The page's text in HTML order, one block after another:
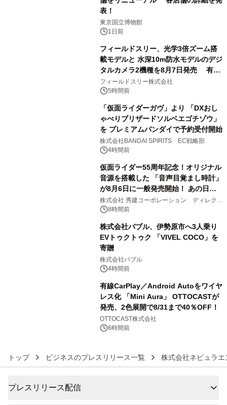
表！
東京国立博物館
1日前
フィールドスリー、光学3倍ズーム搭
載モデルと 水深10m防水モデルのデジ
タルカメラ2機種を8月7日発売 有効
約1300万画素、用途別に選べるコンデ
ジ新登場
フィールドスリー株式会社
5時間前
「仮面ライダーガヴ」より 「DXおし
ゃべりブリザードソルベエゴチゾウ」
を プレミアムバンダイで予約受付開始
株式会社BANDAI SPIRITS EC戦略部
4時間前
仮面ライダー55周年記念！オリジナル
音源を搭載した 「音声目覚まし時計」
が8月6日に一般発売開始！ あの日の
大興奮が今甦る
株式会社 秀建コーポレーション ディレクト
アートギャラリー
8時間前
株式会社バブル、伊勢原市へ3人乗り
EVトゥクトゥク 「VIVEL COCO」を
寄贈
株式会社バブル
4時間前
有線CarPlay／Android Autoをワイヤ
レス化 「Mini Aura」 OTTOCASTが
発売、2色展開で8/31まで40％OFF！
OTTOCAST株式会社
6時間前
トップ ビジネスのプレスリリース一覧 株式会社ネビュラ
プレスリリース配信